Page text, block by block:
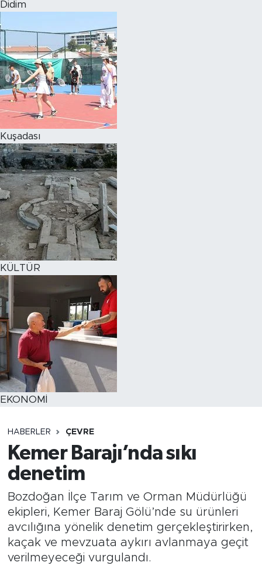
Didim
Kuşadası
KÜLTÜR
EKONOMİ
HABERLER ÇEVRE
Kemer Barajı’nda sıkı
denetim
Bozdoğan İlçe Tarım ve Orman Müdürlüğü
ekipleri, Kemer Baraj Gölü’nde su ürünleri
avcılığına yönelik denetim gerçekleştirirken,
kaçak ve mevzuata aykırı avlanmaya geçit
verilmeyeceği vurgulandı.